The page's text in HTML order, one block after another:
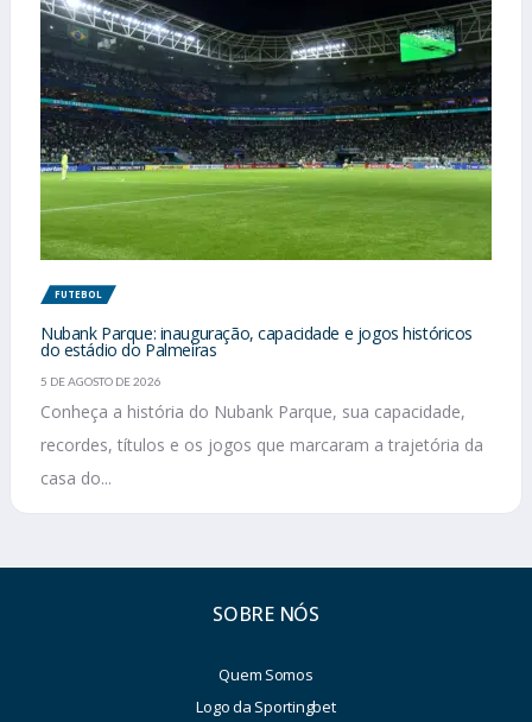
FUTEBOL
Nubank Parque: inauguração, capacidade e jogos históricos
do estádio do Palmeiras
5 DE AGOSTO DE 2026
Conheça a história do Nubank Parque, sua capacidade,
recordes, títulos e os jogos que marcaram a trajetória da
casa do...
SOBRE NÓS
Quem Somos
Logo da Sportingbet